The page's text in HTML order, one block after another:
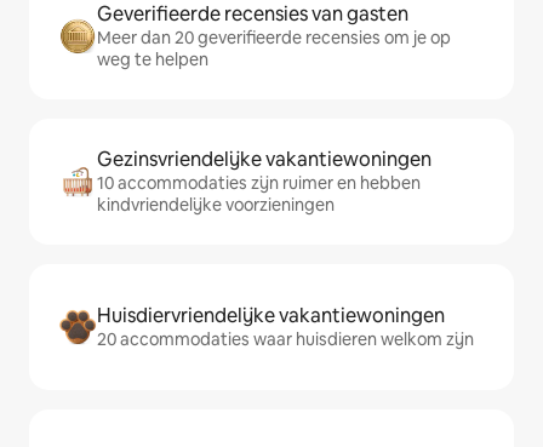
Geverifieerde recensies van gasten
Meer dan 20 geverifieerde recensies om je op
weg te helpen
Gezinsvriendelijke vakantiewoningen
10 accommodaties zijn ruimer en hebben
kindvriendelijke voorzieningen
Huisdiervriendelijke vakantiewoningen
20 accommodaties waar huisdieren welkom zijn